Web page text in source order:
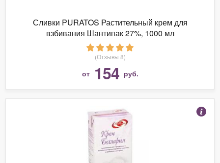
Сливки PURATOS Растительный крем для
взбивания Шантипак 27%, 1000 мл
(Отзывы 8)
от 154 руб.